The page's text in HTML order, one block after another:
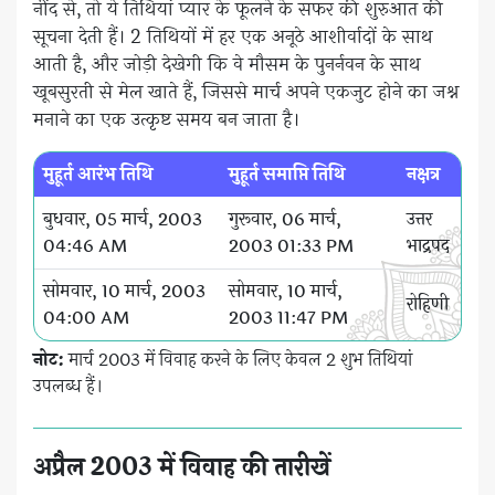
नींद से, तो ये तिथियां प्यार के फूलने के सफर की शुरुआत की
सूचना देती हैं। 2 तिथियों में हर एक अनूठे आशीर्वादों के साथ
आती है, और जोड़ी देखेगी कि वे मौसम के पुनर्नवन के साथ
खूबसुरती से मेल खाते हैं, जिससे मार्च अपने एकजुट होने का जश्न
मनाने का एक उत्कृष्ट समय बन जाता है।
मुहूर्त आरंभ तिथि मुहूर्त समाप्ति तिथि
नक्षत्र
बुधवार, 05 मार्च, 2003
04:46 AM
गुरूवार, 06 मार्च,
2003 01:33 PM
उत्तर
भाद्रपद
सोमवार, 10 मार्च, 2003
04:00 AM
सोमवार, 10 मार्च,
2003 11:47 PM
रोहिणी
नोट:मार्च 2003 में विवाह करने के लिए केवल 2 शुभ तिथियां
उपलब्ध हैं।
अप्रैल 2003 में विवाह की तारीखें